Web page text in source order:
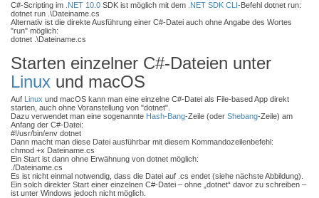
C#-Scripting im .NET 10.0 SDK ist möglich mit dem .NET SDK CLI-Befehl dotnet run:
dotnet run .\Dateiname.cs
Alternativ ist die direkte Ausführung einer C#-Datei auch ohne Angabe des Wortes
"run" möglich:
dotnet .\Dateiname.cs
Starten einzelner C#-Dateien unter
Linux und macOS
Auf Linux und macOS kann man eine einzelne C#-Datei als File-based App direkt
starten, auch ohne Voranstellung von "dotnet".
Dazu verwendet man eine sogenannte Hash-Bang-Zeile (oder Shebang-Zeile) am
Anfang der C#-Datei:
#!/usr/bin/env dotnet
Dann macht man diese Datei ausführbar mit diesem Kommandozeilenbefehl:
chmod +x Dateiname.cs
Ein Start ist dann ohne Erwähnung von dotnet möglich:
./Dateiname.cs
Es ist nicht einmal notwendig, dass die Datei auf .cs endet (siehe nächste Abbildung).
Ein solch direkter Start einer einzelnen C#-Datei – ohne „dotnet“ davor zu schreiben –
ist unter Windows jedoch nicht möglich.